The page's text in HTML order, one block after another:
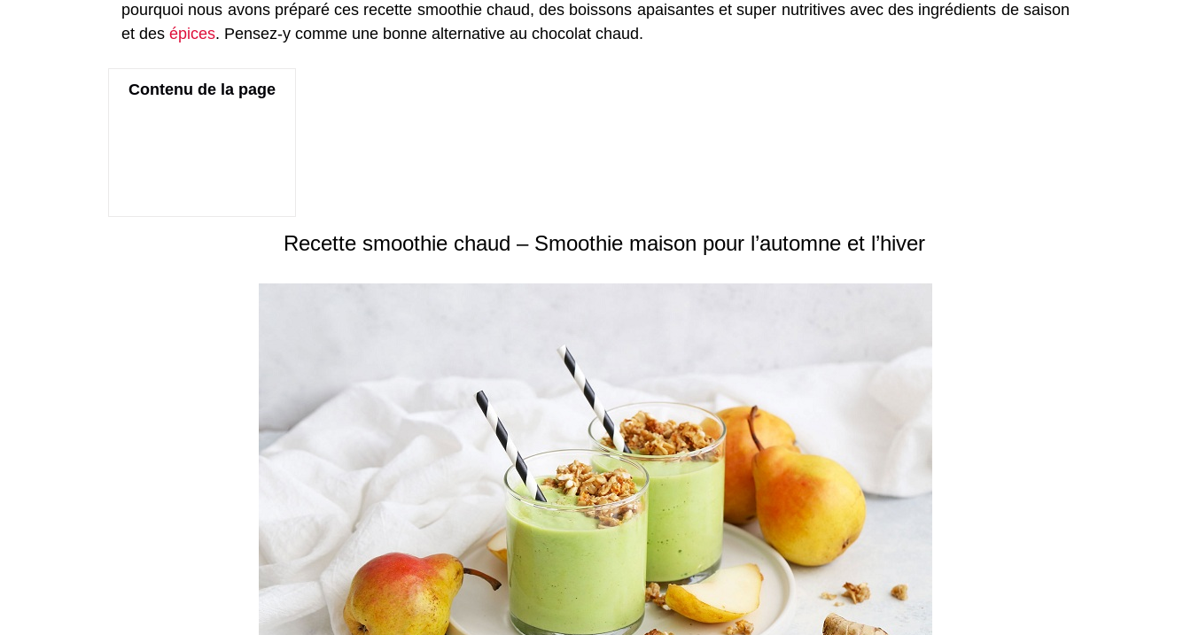
pourquoi nous avons préparé ces recette smoothie chaud, des boissons apaisantes et super nutritives avec des ingrédients de saison
et des épices. Pensez-y comme une bonne alternative au chocolat chaud.
Contenu de la page
Recette smoothie chaud – Smoothie maison pour l’automne et l’hiver